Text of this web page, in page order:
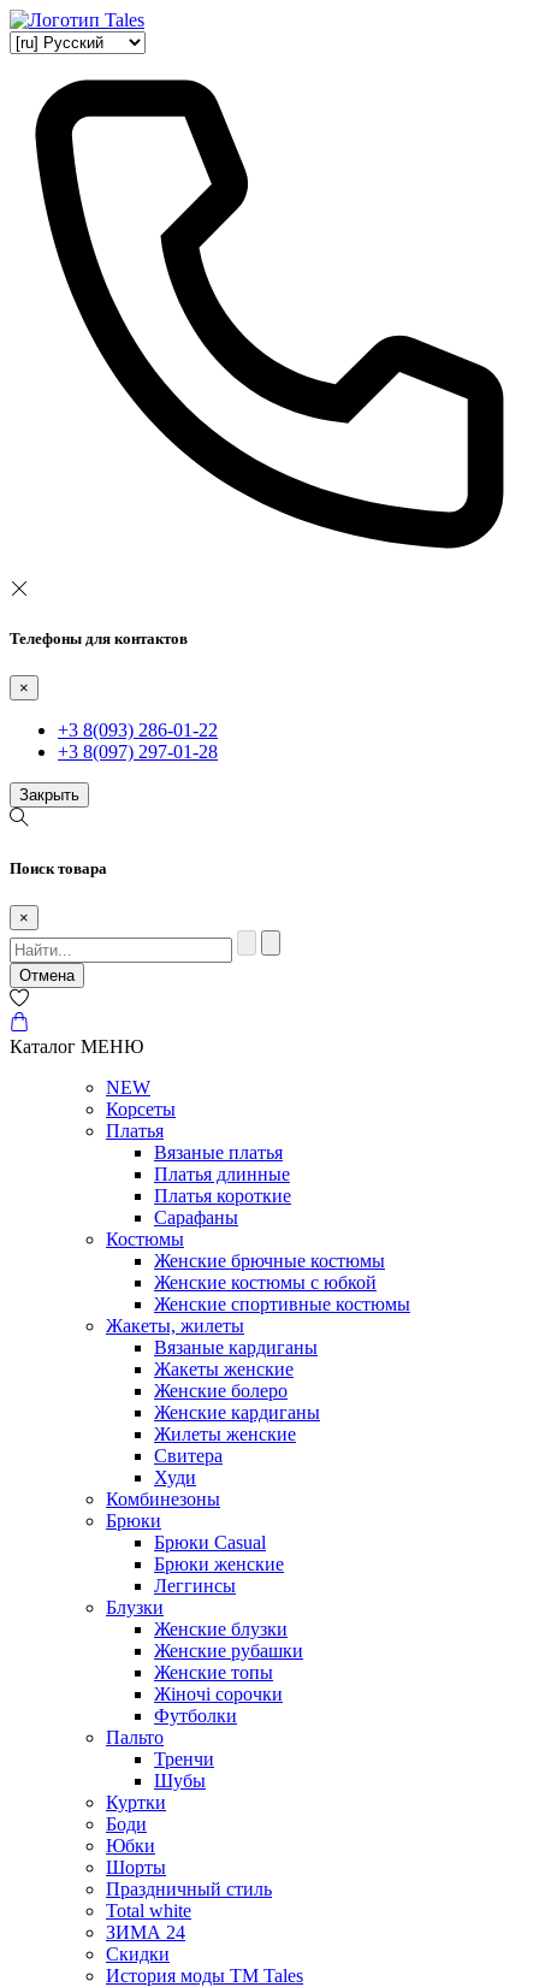
Телефоны для контактов
×
+3 8(093) 286-01-22
+3 8(097) 297-01-28
Закрыть
Поиск товара
×
Отмена
Каталог МЕНЮ
NEW
Корсеты
Платья
Вязаные платья
Платья длинные
Платья короткие
Сарафаны
Костюмы
Женские брючные костюмы
Женские костюмы с юбкой
Женские спортивные костюмы
Жакеты, жилеты
Вязаные кардиганы
Жакеты женские
Женские болеро
Женские кардиганы
Жилеты женские
Свитера
Худи
Комбинезоны
Брюки
Брюки Casual
Брюки женские
Леггинсы
Блузки
Женские блузки
Женские рубашки
Женские топы
Жіночі сорочки
Футболки
Пальто
Тренчи
Шубы
Куртки
Боди
Юбки
Шорты
Праздничный стиль
Total white
ЗИМА 24
Скидки
История моды ТМ Tales